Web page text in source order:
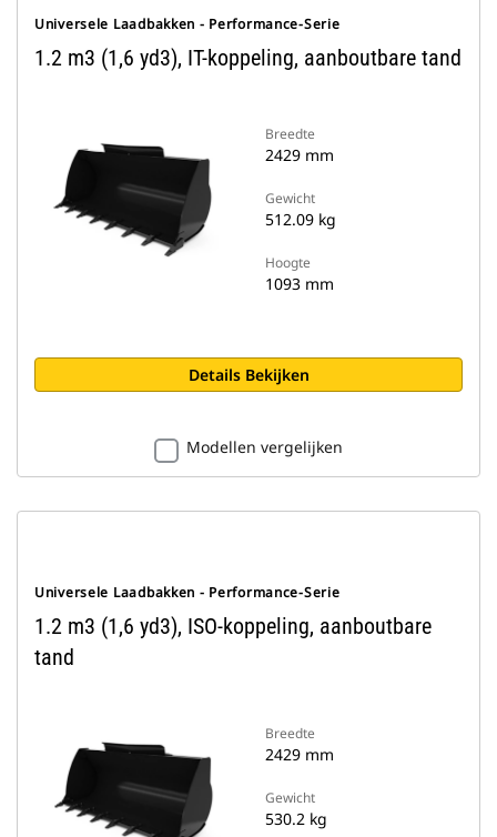
Universele Laadbakken - Performance-Serie
1.2 m3 (1,6 yd3), IT-koppeling, aanboutbare tand
Breedte
2429 mm
Gewicht
512.09 kg
Hoogte
1093 mm
Details Bekijken
Modellen vergelijken
Universele Laadbakken - Performance-Serie
1.2 m3 (1,6 yd3), ISO-koppeling, aanboutbare
tand
Breedte
2429 mm
Gewicht
530.2 kg